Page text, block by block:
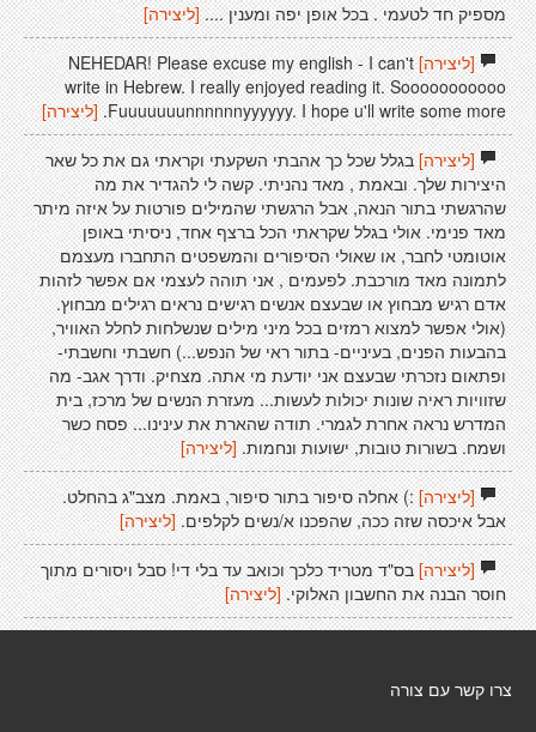
מספיק חד לטעמי . בכל אופן יפה ומענין .... [ליצירה]
[ליצירה] NEHEDAR! Please excuse my english - I can't
write in Hebrew. I really enjoyed reading it. Sooooooooooo
Fuuuuuuunnnnnnyyyyyy. I hope u'll write some more. [ליצירה]
[ליצירה]בגלל שכל כך אהבתי השקעתי וקראתי גם את כל שאר
היצירות שלך. ובאמת , מאד נהניתי. קשה לי להגדיר את מה
שהרגשתי בתור הנאה, אבל הרגשתי שהמילים פורטות על איזה מיתר
מאד פנימי. אולי בגלל שקראתי הכל ברצף אחד, ניסיתי באופן
אוטומטי לחבר, או שאולי הסיפורים והמשפטים התחברו מעצמם
לתמונה מאד מורכבת. לפעמים , אני תוהה לעצמי אם אפשר לזהות
אדם רגיש מבחוץ או שבעצם אנשים רגישים נראים רגילים מבחוץ.
(אולי אפשר למצוא רמזים בכל מיני מילים שנשלחות לחלל האוויר,
בהבעות הפנים, בעיניים- בתור ראי של הנפש...) חשבתי וחשבתי-
ופתאום נזכרתי שבעצם אני יודעת מי אתה. מצחיק. ודרך אגב- מה
שזוויות ראיה שונות יכולות לעשות... מעזרת הנשים של מרכז, בית
המדרש נראה אחרת לגמרי. תודה שהארת את עינינו... פסח כשר
ושמח. בשורות טובות, ישועות ונחמות. [ליצירה]
[ליצירה]:) אחלה סיפור בתור סיפור, באמת. מצב"ג בהחלט.
אבל איכסה שזה ככה, שהפכנו א/נשים לקלפים. [ליצירה]
[ליצירה]בס"ד מטריד כלכך וכואב עד בלי די! סבל ויסורים מתוך
חוסר הבנה את החשבון האלוקי. [ליצירה]
צרו קשר עם צורה